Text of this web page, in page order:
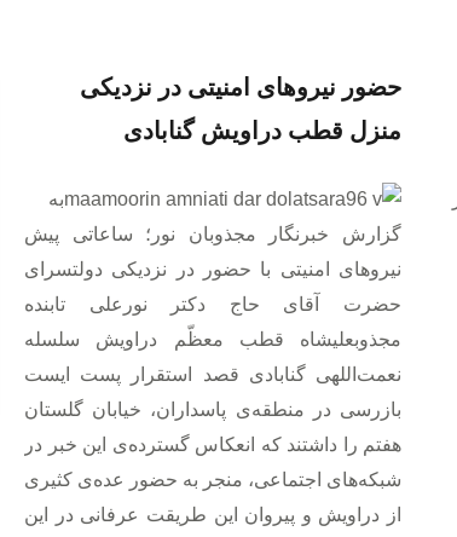
حضور نیروهای امنیتی در نزدیکی
منزل قطب دراویش گنابادی
به
گزارش خبرنگار مجذوبان نور؛ ساعاتی پیش
نیروهای امنیتی با حضور در نزدیکی دولتسرای
حضرت آقای حاج دکتر نورعلی تابنده
مجذوبعلیشاه قطب معظّم دراویش سلسله
نعمت‌اللهی گنابادی قصد استقرار پست ایست
بازرسی در منطقه‌ی پاسداران، خیابان گلستان
هفتم را داشتند که انعکاس گسترده‌ی این خبر در
شبکه‌های اجتماعی، منجر به حضور عده‌ی کثیری
از دراویش و پیروان این طریقت عرفانی در این